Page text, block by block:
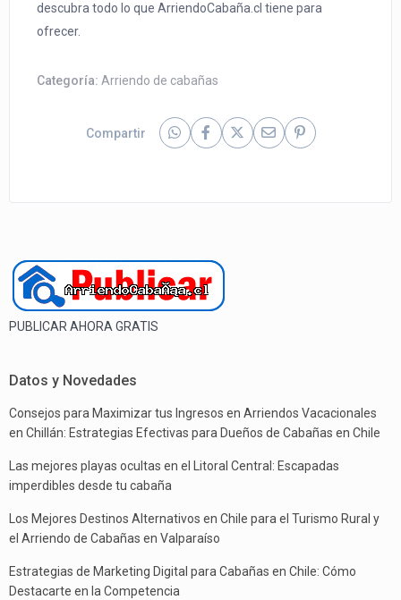
descubra todo lo que ArriendoCabaña.cl tiene para
ofrecer.
Categoría: Arriendo de cabañas
Compartir
PUBLICAR AHORA GRATIS
Datos y Novedades
Consejos para Maximizar tus Ingresos en Arriendos Vacacionales
en Chillán: Estrategias Efectivas para Dueños de Cabañas en Chile
Las mejores playas ocultas en el Litoral Central: Escapadas
imperdibles desde tu cabaña
Los Mejores Destinos Alternativos en Chile para el Turismo Rural y
el Arriendo de Cabañas en Valparaíso
Estrategias de Marketing Digital para Cabañas en Chile: Cómo
Destacarte en la Competencia